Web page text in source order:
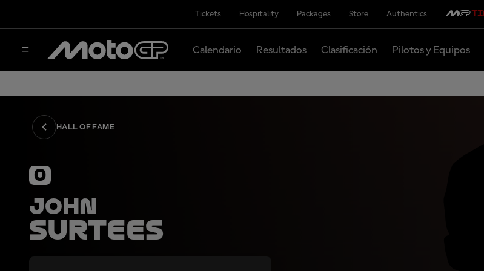
Tickets Hospitality Packages Store Authentics
Calendario Resultados Clasificación Pilotos y Equipos
HALL OF FAME
0
John
Surtees